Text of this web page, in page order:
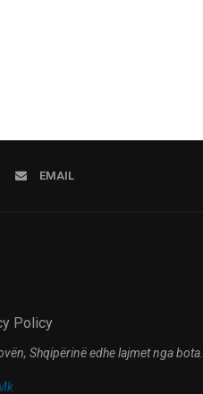
EMAIL
Policy
Shqipërinë edhe lajmet nga bota.